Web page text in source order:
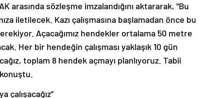
arasında sözleşme imzalandığını aktararak, “Bu
iletilecek. Kazı çalışmasına başlamadan önce bu
Açacağımız hendekler ortalama 50 metre
Her bir hendeğin çalışması yaklaşık 10 gün
toplam 8 hendek açmayı planlıyoruz. Tabii
çalışacağız”